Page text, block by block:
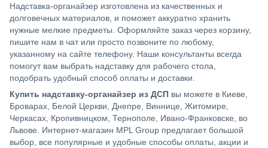
Надставка-органайзер изготовлена из качественных и
долговечных материалов, и поможет аккуратно хранить
нужные мелкие предметы. Оформляйте заказ через корзину,
пишите нам в чат или просто позвоните по любому,
указанному на сайте телефону. Наши консультанты всегда
помогут вам выбрать надставку для рабочего стола,
подобрать удобный способ оплаты и доставки.
Купить надставку-органайзер из ДСП вы можете в Киеве,
Броварах, Белой Церкви, Днепре, Виннице, Житомире,
Черкасах, Кропивницком, Тернополе, Ивано-Франковске, во
Львове. Интернет-магазин MPL Group предлагает большой
выбор, все популярные и удобные способы оплаты, акции и